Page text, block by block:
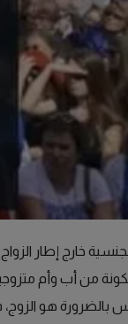
خارج إطار
من أب وأم
بالضرورة هو